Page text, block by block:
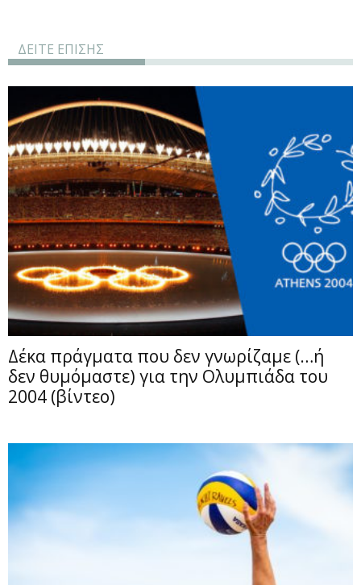
ΔΕΙΤΕ ΕΠΙΣΗΣ
Δέκα πράγματα που δεν γνωρίζαμε (…ή
δεν θυμόμαστε) για την Ολυμπιάδα του
2004 (βίντεο)